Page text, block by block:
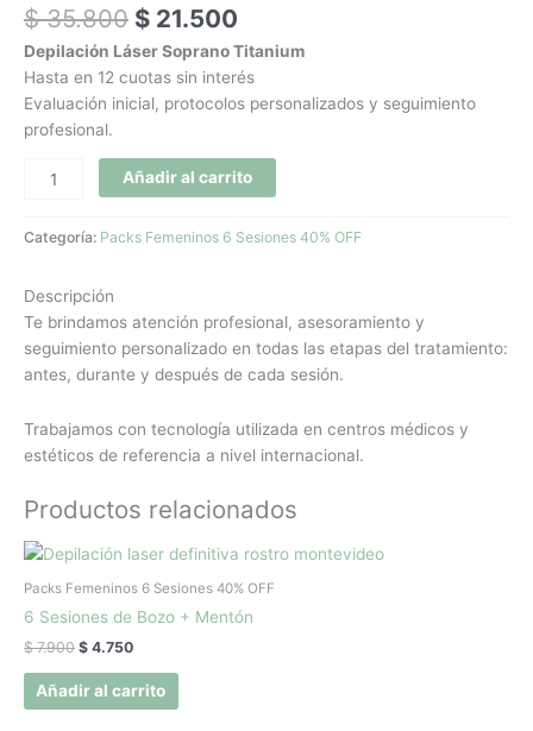
$35.800 $ 21.500
Depilación Láser Soprano Titanium
Hasta en 12 cuotas sin interés
Evaluación inicial, protocolos personalizados y seguimiento
profesional.
cantidad
Añadir al carrito
Categoría: Packs Femeninos 6 Sesiones 40% OFF
Descripción
Te brindamos atención profesional, asesoramiento y
seguimiento personalizado en todas las etapas del tratamiento:
antes, durante y después de cada sesión.
Trabajamos con tecnología utilizada en centros médicos y
estéticos de referencia a nivel internacional.
Productos relacionados
Packs Femeninos 6 Sesiones 40% OFF
6 Sesiones de Bozo + Mentón
$7.900
El
original
$ 7.900.
$ 4.750
El
actual
$ 4.750.
Añadir al carrito